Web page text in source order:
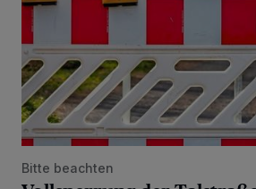
Bitte beachten